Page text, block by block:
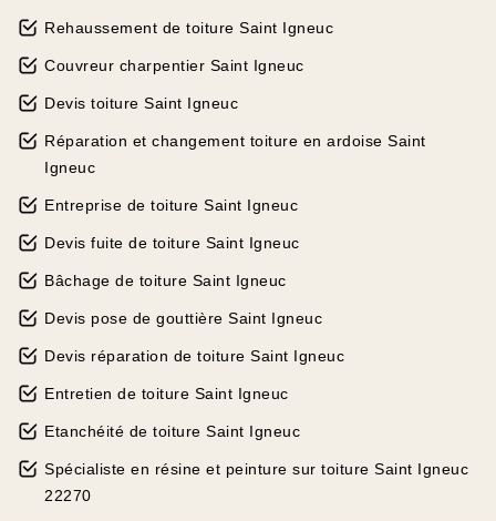
Rehaussement de toiture Saint Igneuc
Couvreur charpentier Saint Igneuc
Devis toiture Saint Igneuc
Réparation et changement toiture en ardoise Saint
Igneuc
Entreprise de toiture Saint Igneuc
Devis fuite de toiture Saint Igneuc
Bâchage de toiture Saint Igneuc
Devis pose de gouttière Saint Igneuc
Devis réparation de toiture Saint Igneuc
Entretien de toiture Saint Igneuc
Etanchéité de toiture Saint Igneuc
Spécialiste en résine et peinture sur toiture Saint Igneuc
22270